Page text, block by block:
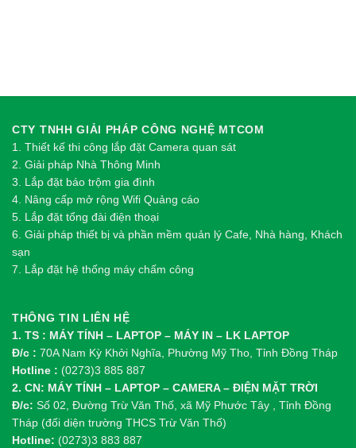
CTY TNHH GIẢI PHÁP CÔNG NGHỆ MTCOM
1. Thiết kế thi công lắp đặt Camera quan sát
2. Giải pháp Nhà Thông Minh
3. Lắp đặt báo trộm gia đình
4. Nâng cấp mở rộng Wifi Quảng cáo
5. Lắp đặt tổng đài điện thoại
6. Giải pháp thiết bị và phần mềm quản lý Cafe, Nhà hàng, Khách
sạn
7. Lắp đặt hệ thống máy chấm công
THÔNG TIN LIÊN HỆ
1. TS : MÁY TÍNH – LAPTOP – MÁY IN – LK LAPTOP
Đ/c : 70A Nam Kỳ Khởi Nghĩa, Phường Mỹ Tho, Tỉnh Đồng Tháp
Hotline : (0273)3 885 887
2. CN: MÁY TÍNH – LAPTOP – CAMERA – ĐIỆN MẶT TRỜI
Đ/c: Số 02, Đường Trừ Văn Thố, xã Mỹ Phước Tây , Tỉnh Đồng
Tháp (đối diện trường THCS Trừ Văn Thố)
Hotline: (0273)3 883 887